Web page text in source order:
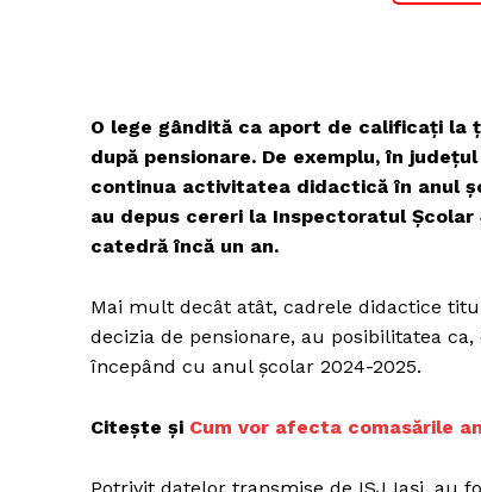
O lege gândită ca aport de calificaţi la
după pensionare. De exemplu, în
continua activitatea didactică în anul
au depus cereri la Inspectoratul
catedră încă un an.
Mai mult decât atât, cadrele didactice
decizia de pensionare, au posibilitatea
începând cu anul şcolar 2024-2025.
Citește și Cum vor afecta comasările
Potrivit datelor transmise de ISJ Iaşi, au